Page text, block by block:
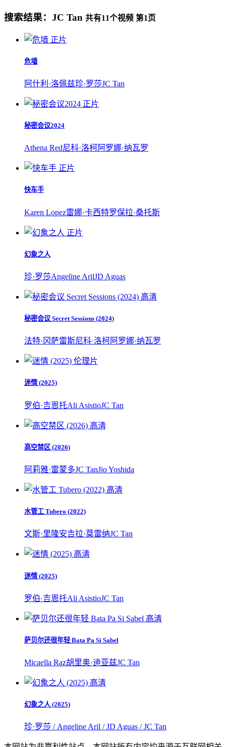
搜索结果： JC Tan 共有11个视频 第1 页
正片
危墙
阿什利·洛佩兹珍·罗莎JC Tan
正片
秘密会议2024
Athena Red尼科·洛柯 阿罗娜·纳瓦罗
正片
快车手
Karen Lopez雷娜·卡西特罗保拉·桑托斯
正片
幻象之人
珍·罗莎Angeline ArilJD Aguas
高清
秘密会议 Secret Sessions (2024)
法特·冈萨雷斯尼科·洛柯 阿罗娜·纳瓦罗
伦理片
迷情 (2025)
罗伯·吉恩托Ali AsistioJC Tan
高清
高空禁区 (2026)
阿莉雅·雷蒙多JC TanJio Yoshida
高清
水管工 Tubero (2022)
文斯·里隆安吉拉·莫雷纳JC Tan
高清
迷情 (2025)
罗伯·吉恩托Ali AsistioJC Tan
高清
萨贝尔还很年轻 Bata Pa Si Sabel
Micaella Raz胡里奥·迪亚兹JC Tan
高清
幻象之人 (2025)
珍·罗莎 / Angeline Aril / JD Aguas / JC Tan